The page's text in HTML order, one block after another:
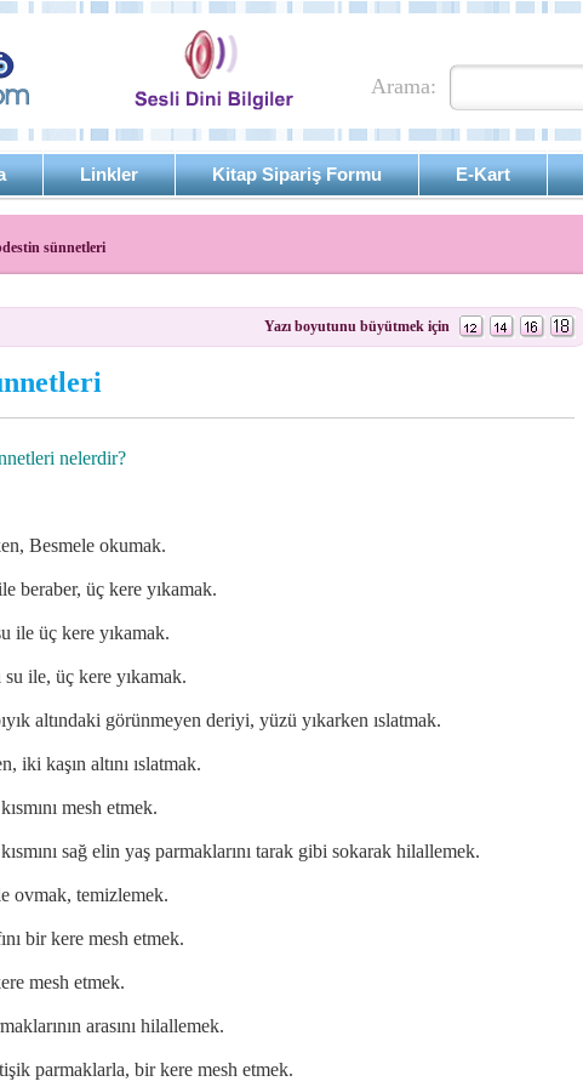
Arama:
Linkler Kitap Sipariş Formu E-Kart
sünnetleri
Yazı boyutunu büyütmek için
nelerdir?
Besmele okumak.
beraber, üç kere yıkamak.
ile üç kere yıkamak.
ile, üç kere yıkamak.
altındaki görünmeyen deriyi, yüzü yıkarken ıslatmak.
iki kaşın altını ıslatmak.
mesh etmek.
sağ elin yaş parmaklarını tarak gibi sokarak hilallemek.
ovmak, temizlemek.
bir kere mesh etmek.
mesh etmek.
arasını hilallemek.
parmaklarla, bir kere mesh etmek.